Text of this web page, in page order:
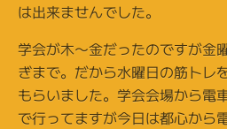
は出来ませんでした。
学会が木〜金だったのですが金
ぎまで。だから水曜日の筋トレ
もらいました。学会会場から電
で行ってますが今日は都心から